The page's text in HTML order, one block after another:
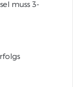
muss 3-